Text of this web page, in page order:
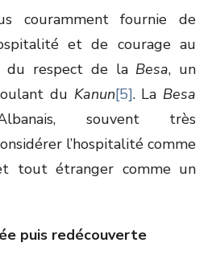
couramment fournie de
et de courage au
du respect de la Besa, un
du Kanun[5]. La Besa
souvent très
l’hospitalité comme
tout étranger comme un
puis redécouverte